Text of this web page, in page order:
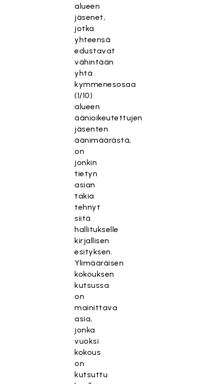
alueen
jäsenet,
jotka
yhteensä
edustavat
vähintään
yhtä
kymmenesosaa
(1/10)
alueen
äänioikeutettujen
jäsenten
äänimäärästä,
on
jonkin
tietyn
asian
takia
tehnyt
siitä
hallitukselle
kirjallisen
esityksen.
Ylimääräisen
kokouksen
kutsussa
on
mainittava
asia,
jonka
vuoksi
kokous
on
kutsuttu